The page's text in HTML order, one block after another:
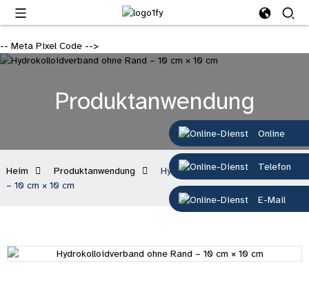
-- Meta Pixel Code -->
Online
Telefon
E-Mail
Produktanwendung
Heim Produktanwendung
Hydrokolloidverband ohne Rand
– 10 cm × 10 cm